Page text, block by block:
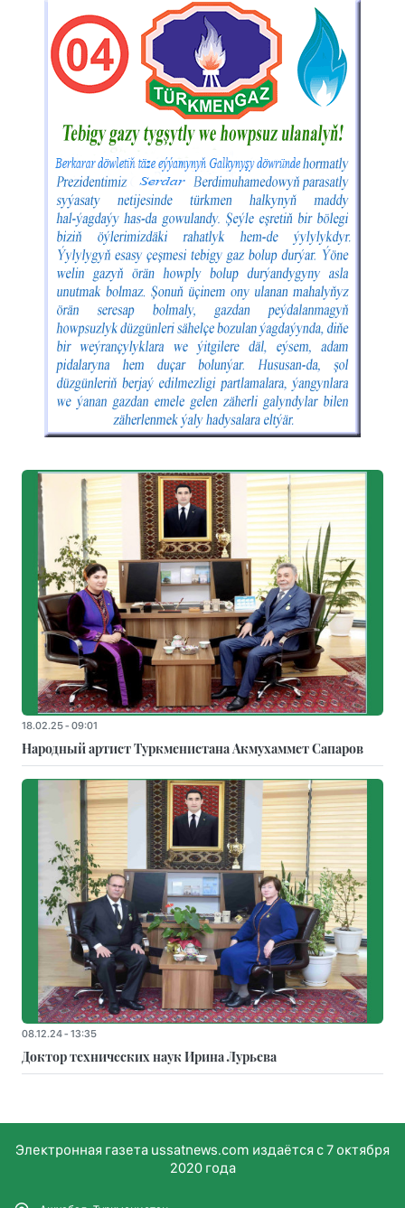
18.02.25 - 09:01
Народный артист Туркменистана Акмухаммет Сапаров
08.12.24 - 13:35
Доктор технических наук Ирина Лурьева
Электронная газета ussatnews.com издаётся с 7 октября
2020 года